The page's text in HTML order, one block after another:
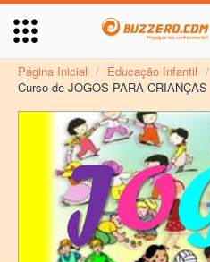
Página Inicial / Educação Infantil /
Curso de JOGOS PARA CRIANÇAS